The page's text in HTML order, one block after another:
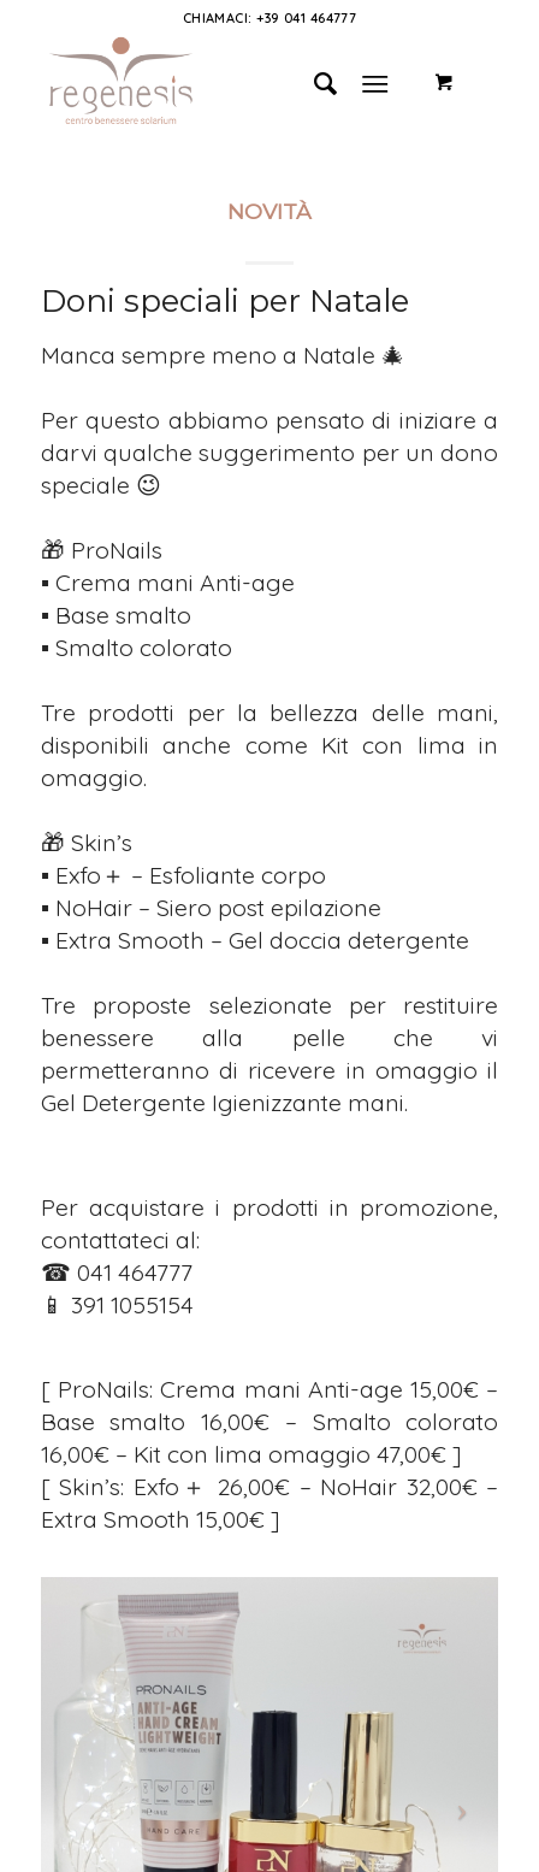
CHIAMACI: +39 041 464777
NOVITÀ
Doni speciali per Natale
Manca sempre meno a Natale 🎄⁣
Per questo abbiamo pensato di iniziare a
darvi qualche suggerimento per un dono
speciale 😉⁣
🎁 ProNails⁣
▪︎ Crema mani Anti-age⁣
▪︎ Base smalto⁣
▪︎ Smalto colorato⁣
Tre prodotti per la bellezza delle mani,
disponibili anche come Kit con lima in
omaggio.⁣
🎁 Skin’s⁣
▪︎ Exfo＋ – Esfoliante corpo⁣
▪︎ NoHair – Siero post epilazione⁣
▪︎ Extra Smooth – Gel doccia detergente⁣
Tre proposte selezionate per restituire
benessere alla pelle che vi
permetteranno di ricevere in omaggio il
Gel Detergente Igienizzante mani.⁣
⁣Per acquistare i prodotti in promozione,
contattateci al:⁣⁣⁣⁣⁣⁣⁣⁣⁣⁣⁣⁣⁣⁣⁣
☎ 041 464777⁣⁣⁣⁣⁣⁣⁣⁣⁣⁣⁣⁣⁣⁣⁣
📱 391 1055154⁣⁣⁣⁣⁣⁣⁣⁣⁣⁣⁣⁣⁣⁣
[ ProNails: Crema mani Anti-age 15,00€ –
Base smalto 16,00€ – Smalto colorato
16,00€ – Kit con lima omaggio 47,00€ ]⁣
[ Skin’s: Exfo＋ 26,00€ – NoHair 32,00€ –
Extra Smooth 15,00€ ]⁣⁣